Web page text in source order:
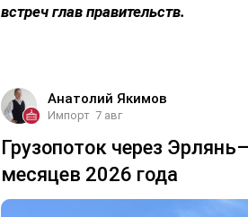
встреч глав правительств.
Анатолий Якимов
Импорт 7 авг
Грузопоток через
месяцев 2026 года